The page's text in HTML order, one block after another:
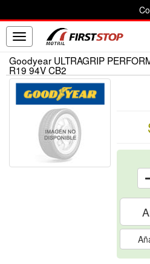
Toggle
navigation
Goodyear ULTRAGRIP
R19 94V CB2